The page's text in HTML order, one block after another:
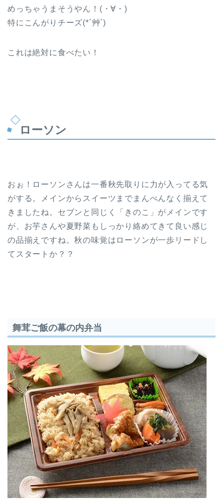
めっちゃうまそうやん！(・∀・)
特にこんがりチーズ(*´艸`)
これは絶対に食べたい！
ローソン
おぉ！ローソンさんは一番秋先取りに力が入ってる気
がする。メインからスイーツまでまんべんなく揃えて
きましたね。セブンと同じく「きのこ」がメインです
が、お芋さんや夏野菜もしっかり絡めてきて良い感じ
の品揃えですね。秋の味覚はローソンが一歩リードし
てスタートか？？
舞茸ご飯の幕の内弁当